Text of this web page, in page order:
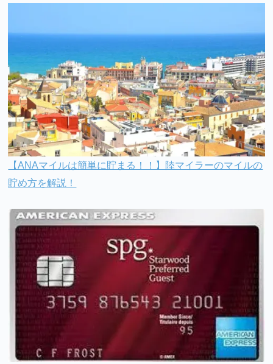
【ANAマイルは簡単に貯まる！！】陸マイラーのマイルの
貯め方を解説！